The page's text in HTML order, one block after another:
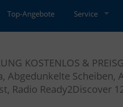
Top-Angebote Service
KOSTENLOS &
Abgedunkelte
Radio Ready2Discover